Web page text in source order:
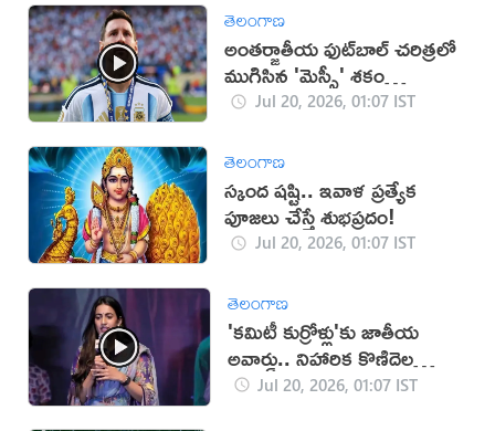
తెలంగాణ
అంతర్జాతీయ ఫుట్‌బాల్‌ చరిత్రలో
ముగిసిన 'మెస్సీ' శకం
(VIDEO)
Jul 20, 2026, 01:07 IST
తెలంగాణ
స్కంద షష్టి.. ఇవాళ ప్రత్యేక
పూజలు చేస్తే శుభప్రదం!
Jul 20, 2026, 01:07 IST
తెలంగాణ
'కమిటీ కుర్రోళ్లు'కు జాతీయ
అవార్డు.. నిహారిక కొణిదెల
ఏమన్నారంటే? (వీడియో)
Jul 20, 2026, 01:07 IST